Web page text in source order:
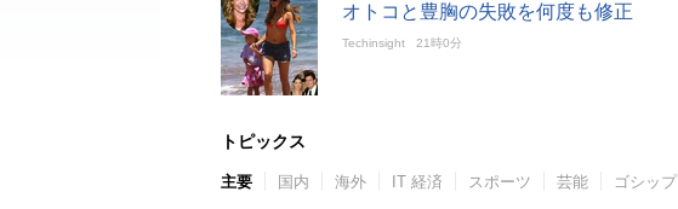
オトコと豊胸の失敗を何度も修正
Techinsight 21時0分
トピックス
主要 国内 海外 IT 経済 スポーツ 芸能 ゴシップ